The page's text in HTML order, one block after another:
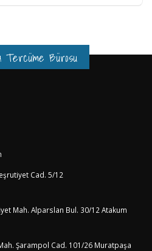
Tercüme Bürosu
Cad. 5/12
Mah. Alparslan Bul. 30/12 Atakum
Şarampol Cad. 101/26 Muratpaşa